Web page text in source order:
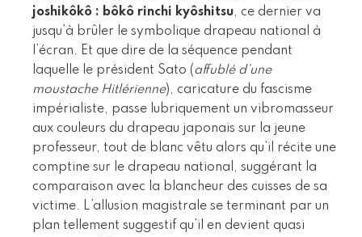
joshikôkô : bôkô rinchi kyôshitsu, ce dernier va
jusqu’à brûler le symbolique drapeau national à
l’écran. Et que dire de la séquence pendant
laquelle le président Sato (affublé d’une
moustache Hitlérienne), caricature du fascisme
impérialiste, passe lubriquement un vibromasseur
aux couleurs du drapeau japonais sur la jeune
professeur, tout de blanc vêtu alors qu’il récite une
comptine sur le drapeau national, suggérant la
comparaison avec la blancheur des cuisses de sa
victime. L’allusion magistrale se terminant par un
plan tellement suggestif qu’il en devient quasi